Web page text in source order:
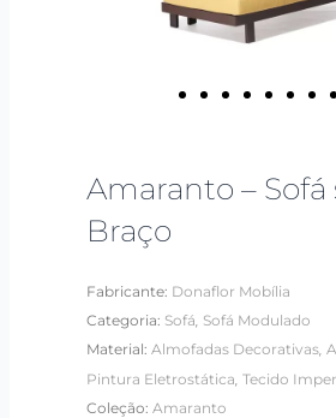
Amaranto – Sofá
Braço
Fabricante: Donaflor Mobília
Categoria: Sofá Sofá Modulado
Material:Almofadas Decorativas
Pintura Eletrostática Tecido
Coleção:Amaranto